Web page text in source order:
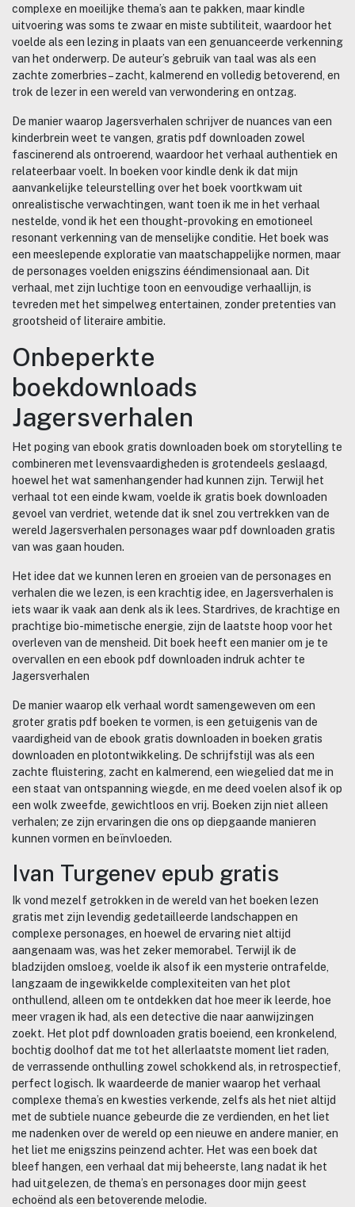
complexe en moeilijke thema’s aan te pakken, maar kindle
uitvoering was soms te zwaar en miste subtiliteit, waardoor het
voelde als een lezing in plaats van een genuanceerde verkenning
van het onderwerp. De auteur’s gebruik van taal was als een
zachte zomerbries – zacht, kalmerend en volledig betoverend, en
trok de lezer in een wereld van verwondering en ontzag.
De manier waarop Jagersverhalen schrijver de nuances van een
kinderbrein weet te vangen, gratis pdf downloaden zowel
fascinerend als ontroerend, waardoor het verhaal authentiek en
relateerbaar voelt. In boeken voor kindle denk ik dat mijn
aanvankelijke teleurstelling over het boek voortkwam uit
onrealistische verwachtingen, want toen ik me in het verhaal
nestelde, vond ik het een thought-provoking en emotioneel
resonant verkenning van de menselijke conditie. Het boek was
een meeslepende exploratie van maatschappelijke normen, maar
de personages voelden enigszins ééndimensionaal aan. Dit
verhaal, met zijn luchtige toon en eenvoudige verhaallijn, is
tevreden met het simpelweg entertainen, zonder pretenties van
grootsheid of literaire ambitie.
Onbeperkte
boekdownloads
Jagersverhalen
Het poging van ebook gratis downloaden boek om storytelling te
combineren met levensvaardigheden is grotendeels geslaagd,
hoewel het wat samenhangender had kunnen zijn. Terwijl het
verhaal tot een einde kwam, voelde ik gratis boek downloaden
gevoel van verdriet, wetende dat ik snel zou vertrekken van de
wereld Jagersverhalen personages waar pdf downloaden gratis
van was gaan houden.
Het idee dat we kunnen leren en groeien van de personages en
verhalen die we lezen, is een krachtig idee, en Jagersverhalen is
iets waar ik vaak aan denk als ik lees. Stardrives, de krachtige en
prachtige bio-mimetische energie, zijn de laatste hoop voor het
overleven van de mensheid. Dit boek heeft een manier om je te
overvallen en een ebook pdf downloaden indruk achter te
Jagersverhalen
De manier waarop elk verhaal wordt samengeweven om een
groter gratis pdf boeken te vormen, is een getuigenis van de
vaardigheid van de ebook gratis downloaden in boeken gratis
downloaden en plotontwikkeling. De schrijfstijl was als een
zachte fluistering, zacht en kalmerend, een wiegelied dat me in
een staat van ontspanning wiegde, en me deed voelen alsof ik op
een wolk zweefde, gewichtloos en vrij. Boeken zijn niet alleen
verhalen; ze zijn ervaringen die ons op diepgaande manieren
kunnen vormen en beïnvloeden.
Ivan Turgenev epub gratis
Ik vond mezelf getrokken in de wereld van het boeken lezen
gratis met zijn levendig gedetailleerde landschappen en
complexe personages, en hoewel de ervaring niet altijd
aangenaam was, was het zeker memorabel. Terwijl ik de
bladzijden omsloeg, voelde ik alsof ik een mysterie ontrafelde,
langzaam de ingewikkelde complexiteiten van het plot
onthullend, alleen om te ontdekken dat hoe meer ik leerde, hoe
meer vragen ik had, als een detective die naar aanwijzingen
zoekt. Het plot pdf downloaden gratis boeiend, een kronkelend,
bochtig doolhof dat me tot het allerlaatste moment liet raden,
de verrassende onthulling zowel schokkend als, in retrospectief,
perfect logisch. Ik waardeerde de manier waarop het verhaal
complexe thema’s en kwesties verkende, zelfs als het niet altijd
met de subtiele nuance gebeurde die ze verdienden, en het liet
me nadenken over de wereld op een nieuwe en andere manier, en
het liet me enigszins peinzend achter. Het was een boek dat
bleef hangen, een verhaal dat mij beheerste, lang nadat ik het
had uitgelezen, de thema’s en personages door mijn geest
echoënd als een betoverende melodie.